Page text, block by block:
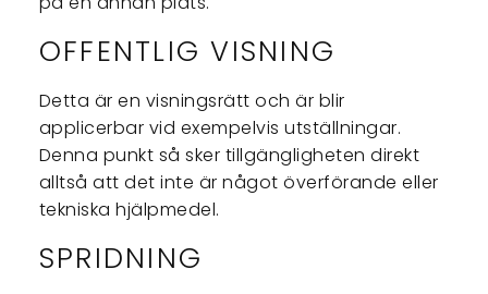
OFFENTLIG VISNING
Detta är en visningsrätt och är blir
applicerbar vid exempelvis utställningar.
Denna punkt så sker tillgängligheten direkt
alltså att det inte är något överförande eller
tekniska hjälpmedel.
SPRIDNING